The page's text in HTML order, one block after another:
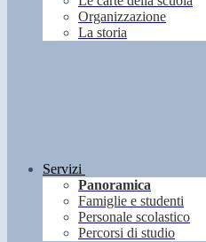
Organizzazione
La storia
Servizi
Panoramica
Famiglie e studenti
Personale scolastico
Percorsi di studio